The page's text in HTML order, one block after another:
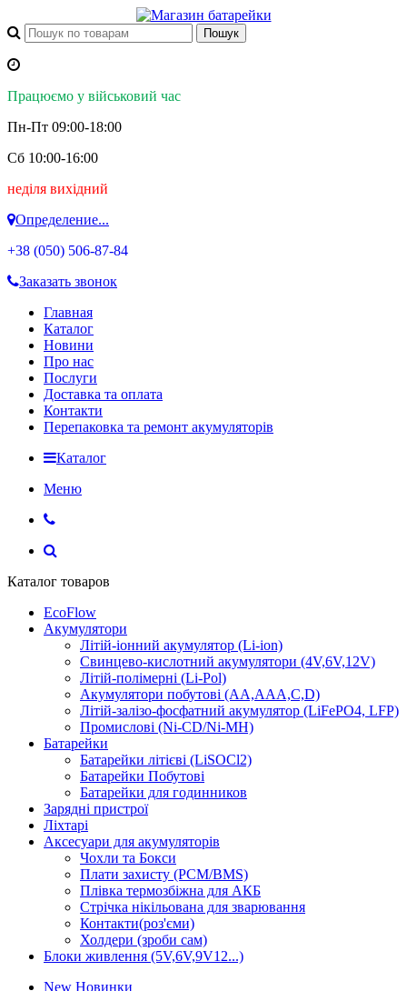
Працюємо у військовий час
Пн-Пт 09:00-18:00
Сб 10:00-16:00
неділя вихідний
Определение...
+38 (050) 506-87-84
Заказать звонок
Главная
Каталог
Новини
Про нас
Послуги
Доставка та оплата
Контакти
Перепаковка та ремонт акумуляторів
Каталог
Меню
Каталог товаров
EcoFlow
Акумулятори
Літій-іонний акумулятор (Li-ion)
Свинцево-кислотний акумулятори (4V,6V,12V)
Літій-полімерні (Li-Pol)
Акумулятори побутові (AA,AAA,C,D)
Літій-залізо-фосфатний акумулятор (LiFePO4, LFP)
Промислові (Ni-CD/Ni-MH)
Батарейки
Батарейки літієві (LiSOCl2)
Батарейки Побутові
Батарейки для годинников
Зарядні пристрої
Ліхтарі
Аксесуари для акумуляторів
Чохли та Бокси
Плати захисту (PCM/BMS)
Плівка термозбіжна для АКБ
Стрічка нікільована для зварювання
Контакти(роз'єми)
Холдери (зроби сам)
Блоки живлення (5V,6V,9V12...)
New Новинки